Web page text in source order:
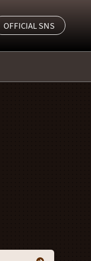
OFFICIAL SNS